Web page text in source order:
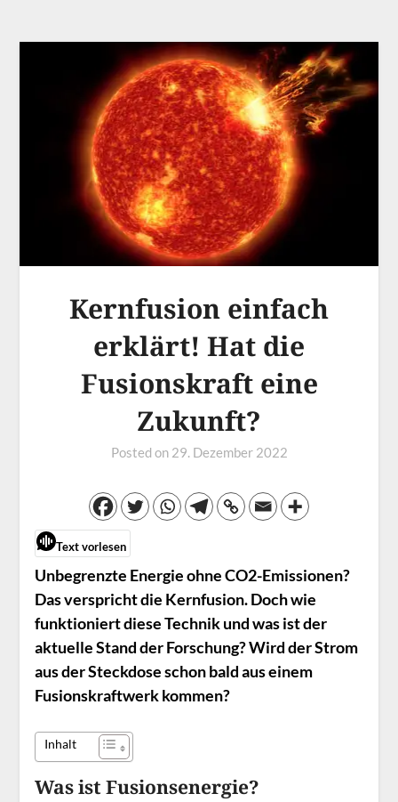
Kernfusion einfach
erklärt! Hat die
Fusionskraft eine
Zukunft?
Posted on 29. Dezember 2022
Text vorlesen
Unbegrenzte Energie ohne CO2-Emissionen?
Das verspricht die Kernfusion. Doch wie
funktioniert diese Technik und was ist der
aktuelle Stand der Forschung? Wird der Strom
aus der Steckdose schon bald aus einem
Fusionskraftwerk kommen?
Inhalt
Was ist Fusionsenergie?